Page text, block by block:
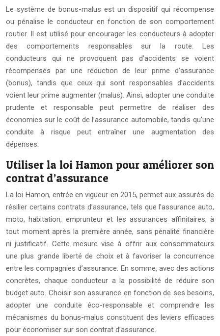
Le système de bonus-malus est un dispositif qui récompense
ou pénalise le conducteur en fonction de son comportement
routier. Il est utilisé pour encourager les conducteurs à adopter
des comportements responsables sur la route. Les
conducteurs qui ne provoquent pas d’accidents se voient
récompensés par une réduction de leur prime d’assurance
(bonus), tandis que ceux qui sont responsables d’accidents
voient leur prime augmenter (malus). Ainsi, adopter une conduite
prudente et responsable peut permettre de réaliser des
économies sur le coût de l’assurance automobile, tandis qu’une
conduite à risque peut entraîner une augmentation des
dépenses.
Utiliser la loi Hamon pour améliorer son
contrat d’assurance
La loi Hamon, entrée en vigueur en 2015, permet aux assurés de
résilier certains contrats d’assurance, tels que l’assurance auto,
moto, habitation, emprunteur et les assurances affinitaires, à
tout moment après la première année, sans pénalité financière
ni justificatif. Cette mesure vise à offrir aux consommateurs
une plus grande liberté de choix et à favoriser la concurrence
entre les compagnies d’assurance. En somme, avec des actions
concrètes, chaque conducteur a la possibilité de réduire son
budget auto. Choisir son assurance en fonction de ses besoins,
adopter une conduite éco-responsable et comprendre les
mécanismes du bonus-malus constituent des leviers efficaces
pour économiser sur son contrat d’assurance.